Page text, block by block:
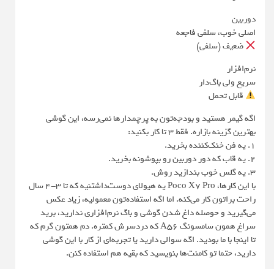
دوربین
اصلی خوب، سلفی فاجعه
ضعیف (سلفی)
نرم‌افزار
سریع ولی باگ‌دار
قابل تحمل
اگه گیمر هستید و بودجه‌تون به پرچمدارها نمی‌رسه، این گوشی
بهترین گزینه بازاره. فقط ۳ تا کار بکنید:
۱. یه فن خنک‌کننده بخرید.
۲. یه قاب که دور دوربین رو بپوشونه بخرید.
۳. یه گلس خوب بندازید روش.
با این کارها، Poco X7 Pro یه هیولای دوست‌داشتنیه که تا ۳-۴ سال
راحت براتون کار می‌کنه. اما اگه استفاده‌تون معمولیه، زیاد عکس
می‌گیرید و حوصله داغ شدن گوشی و باگ نرم‌افزاری ندارید، برید
سراغ همون سامسونگ A56 که دردسرش کمتره. دم همتون گرم که
تا اینجا با ما بودید. اگه سوالی دارید یا تجربه‌ای از کار با این گوشی
دارید، حتما تو کامنت‌ها بنویسید که بقیه هم استفاده کنن.